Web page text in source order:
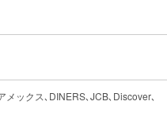
メックス､DINERS､JCB､Discover､